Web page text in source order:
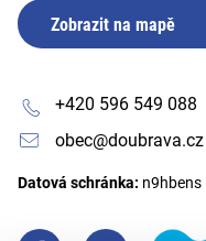
Zobrazit na mapě
+420 596 549 088
obec@doubrava.cz
Datová schránka: n9hbens